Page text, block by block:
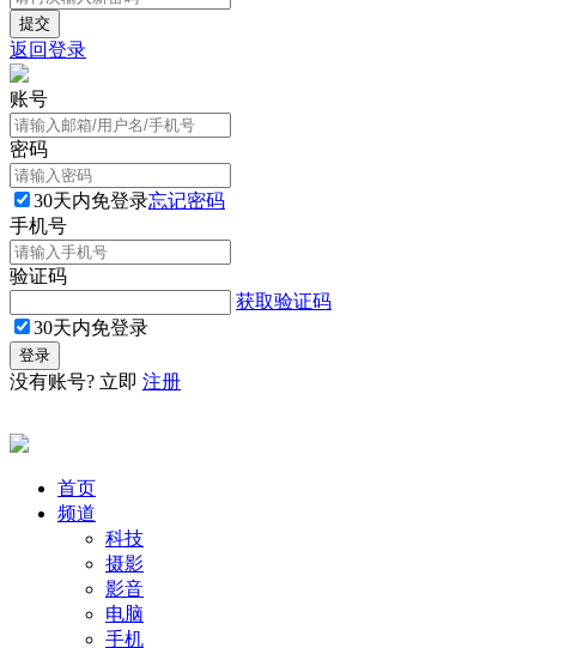
返回登录
账号
密码
30天内免登录忘记密码
手机号
验证码
获取验证码
30天内免登录
没有账号? 立即 注册
首页
频道
科技
摄影
影音
电脑
手机